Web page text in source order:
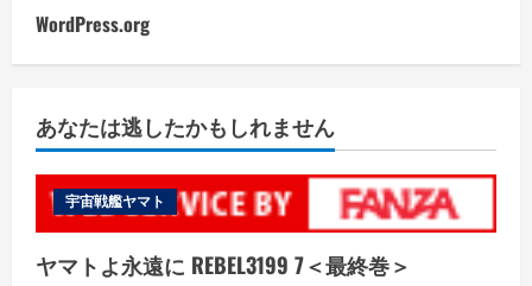
WordPress.org
あなたは逃したかもしれません
宇宙戦艦ヤマト
ヤマトよ永遠に REBEL3199 7＜最終巻＞